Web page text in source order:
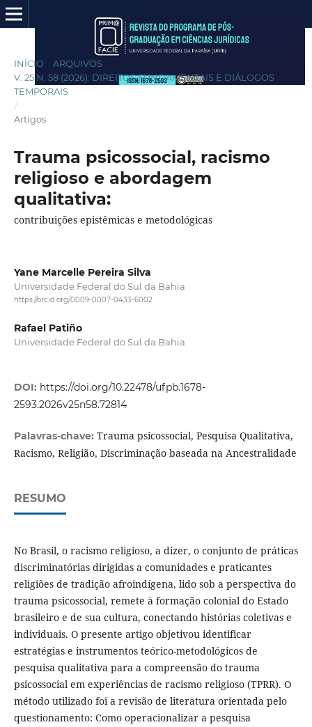
INÍCIO ARQUIVOS
V. 25 N. 58 (2026): DIREITOS FUNDAMENTAIS E DIÁLOGOS
TEMPORAIS
/
Artigos
Trauma psicossocial, racismo
religioso e abordagem
qualitativa:
contribuições epistêmicas e metodológicas
Yane Marcelle Pereira Silva
Universidade Federal do Sul da Bahia
https://orcid.org/0009-0007-0433-6002
Rafael Patiño
Universidade Federal do Sul da Bahia
DOI: https://doi.org/10.22478/ufpb.1678-
2593.2026v25n58.72814
Palavras-chave: Trauma psicossocial, Pesquisa Qualitativa,
Racismo, Religião, Discriminação baseada na Ancestralidade
RESUMO
No Brasil, o racismo religioso, a dizer, o conjunto de práticas
discriminatórias dirigidas a comunidades e praticantes
religiões de tradição afroindígena, lido sob a perspectiva do
trauma psicossocial, remete à formação colonial do Estado
brasileiro e de sua cultura, conectando histórias coletivas e
individuais. O presente artigo objetivou identificar
estratégias e instrumentos teórico-metodológicos de
pesquisa qualitativa para a compreensão do trauma
psicossocial em experiências de racismo religioso (TPRR). O
método utilizado foi a revisão de literatura orientada pelo
questionamento: Como operacionalizar a pesquisa